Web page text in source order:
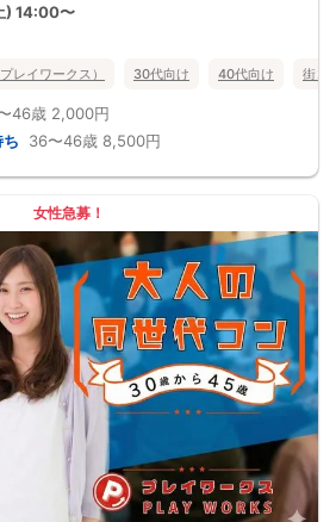
) 14:00〜
レイワークス） 30代向け 40代向け 街コ
46歳 2,000円
36〜46歳 8,500円
女性急募！